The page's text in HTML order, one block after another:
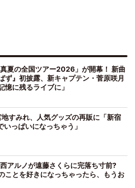
夏の全国ツアー2026」が開幕！ 新曲
ず』初披露、新キャプテン・菅原咲月
憶に残るライブに」
すみれ、人気グッズの再販に「新宿
いっぱいになっちゃう」
アルノが遠藤さくらに完落ち寸前?
ことを好きになっちゃったら、もうお